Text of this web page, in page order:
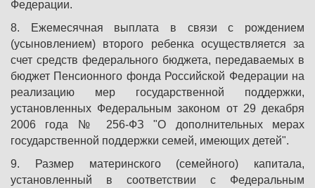
Федерации.
8. Ежемесячная выплата в связи с рождением
(усыновлением) второго ребенка осуществляется за
счет средств федерального бюджета, передаваемых в
бюджет Пенсионного фонда Российской Федерации на
реализацию мер государственной поддержки,
установленных Федеральным законом от 29 декабря
2006 года № 256-ФЗ "О дополнительных мерах
государственной поддержки семей, имеющих детей".
9. Размер материнского (семейного) капитала,
установленный в соответствии с Федеральным